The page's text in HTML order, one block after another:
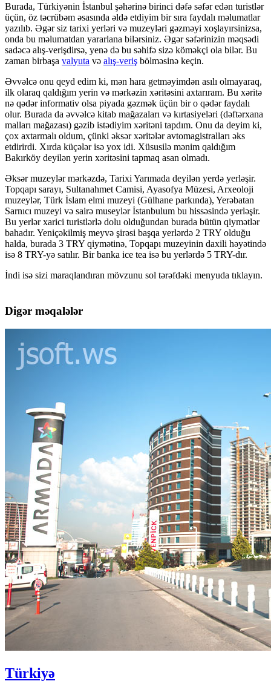
Burada, Türkiyənin İstanbul şəhərinə birinci dəfə səfər edən turistlər
üçün, öz təcrübəm əsasında əldə etdiyim bir sıra faydalı məlumatlar
yazılıb. Əgər siz tarixi yerləri və muzeyləri gəzməyi xoşlayırsinizsa,
onda bu məlumatdan yararlana bilərsiniz. Əgər səfərinizin məqsədi
sadəcə alış-verişdirsə, yenə də bu səhifə sizə köməkçi ola bilər. Bu
zaman birbaşa valyuta və alış-veriş bölməsinə keçin.
Əvvəlcə onu qeyd edim ki, mən hara getməyimdən asılı olmayaraq,
ilk olaraq qaldığım yerin və mərkəzin xəritəsini axtarıram. Bu xəritə
nə qədər informativ olsa piyada gəzmək üçün bir o qədər faydalı
olur. Burada da əvvəlcə kitab mağazaları və kırtasiyeləri (dəftərxana
malları mağazası) gəzib istədiyim xəritəni tapdım. Onu da deyim ki,
çox axtarmalı oldum, çünki əksər xəritələr avtomagistralları əks
etdirirdi. Xırda küçələr isə yox idi. Xüsusilə mənim qaldığım
Bakırköy deyilən yerin xəritəsini tapmaq asan olmadı.
Əksər muzeylər mərkəzdə, Tarixi Yarımada deyilən yerdə yerləşir.
Topqapı sarayı, Sultanahmet Camisi, Ayasofya Müzesi, Arxeoloji
muzeylər, Türk İslam elmi muzeyi (Gülhane parkında), Yerəbatan
Sarnıcı muzeyi və sairə museylər İstanbulum bu hissəsində yerləşir.
Bu yerlər xarici turistlərlə dolu olduğundan burada bütün qiymətlər
bahadır. Yeniçəkilmiş meyvə şirəsi başqa yerlərdə 2 TRY olduğu
halda, burada 3 TRY qiymətinə, Topqapı muzeyinin daxili həyətində
isə 8 TRY-yə satılır. Bir banka ice tea isə bu yerlərdə 5 TRY-dır.
İndi isə sizi maraqlandıran mövzunu sol tərəfdəki menyuda tıklayın.
Digər məqalələr
Türkiyə